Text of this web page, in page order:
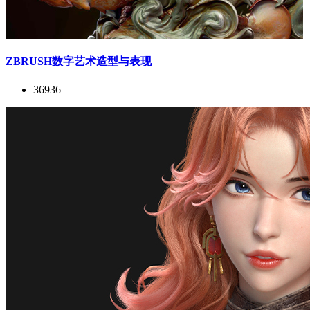
ZBRUSH数字艺术造型与表现
36936